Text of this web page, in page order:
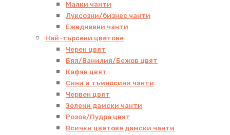
Малки чанти
Луксозни/бизнес чанти
Ежедневни чанти
Най-търсени цветове
Черен цвят
Бял/Ванилия/Бежов цвят
Кафяв цвят
Сини и тъмносини чанти
Червен цвят
Зелени дамски чанти
Розов/Пудра цвят
Всички цветове дамски чанти